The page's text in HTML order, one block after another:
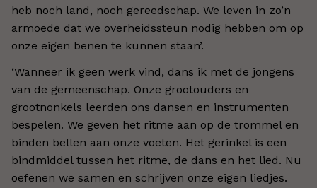
heb noch land, noch gereedschap. We leven in zo’n
armoede dat we overheidssteun nodig hebben om op
onze eigen benen te kunnen staan’.
‘Wanneer ik geen werk vind, dans ik met de jongens
van de gemeenschap. Onze grootouders en
grootnonkels leerden ons dansen en instrumenten
bespelen. We geven het ritme aan op de trommel en
binden bellen aan onze voeten. Het gerinkel is een
bindmiddel tussen het ritme, de dans en het lied. Nu
oefenen we samen en schrijven onze eigen liedjes.